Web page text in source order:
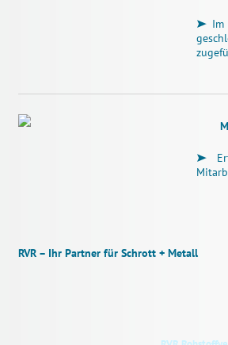
Im
RVR – Ihr Partner für Schrott + Metall